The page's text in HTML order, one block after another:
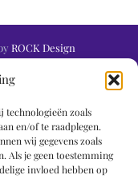
technologieën zoals
en/of te raadplegen.
wij gegevens zoals
Als je geen toestemming
invloed hebben op
ROCK Design